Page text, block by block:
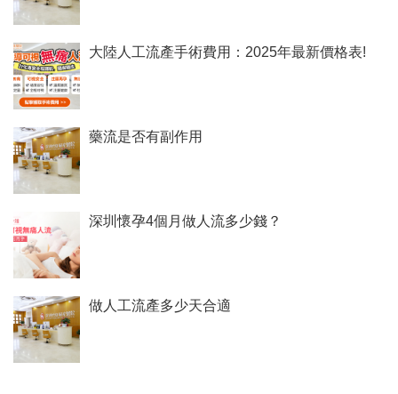
大陸人工流產手術費用：2025年最新價格表!
藥流是否有副作用
深圳懷孕4個月做人流多少錢？
做人工流產多少天合適